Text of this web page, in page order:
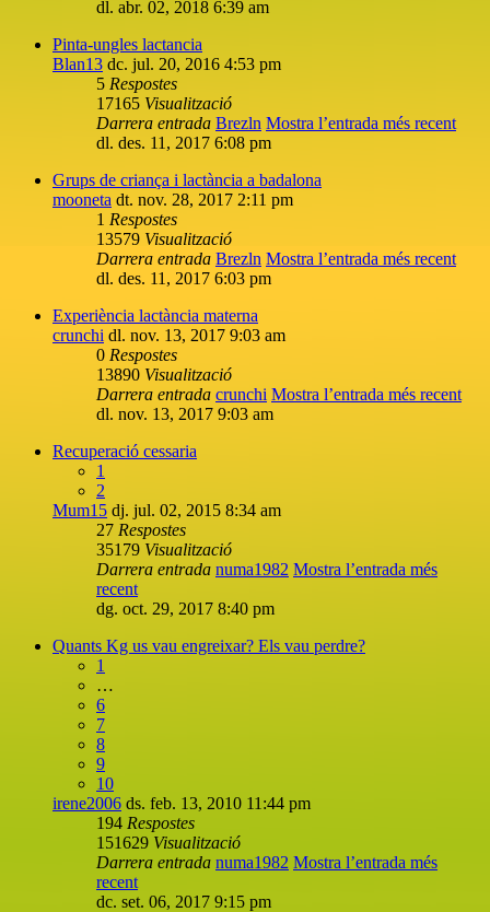
dl. abr. 02, 2018 6:39 am
Pinta-ungles lactancia
Blan13 dc. jul. 20, 2016 4:53 pm
5 Respostes
17165 Visualització
Darrera entrada Brezln Mostra l’entrada més recent
dl. des. 11, 2017 6:08 pm
Grups de criança i lactància a badalona
mooneta dt. nov. 28, 2017 2:11 pm
1 Respostes
13579 Visualització
Darrera entrada Brezln Mostra l’entrada més recent
dl. des. 11, 2017 6:03 pm
Experiència lactància materna
crunchi dl. nov. 13, 2017 9:03 am
0 Respostes
13890 Visualització
Darrera entrada crunchi Mostra l’entrada més recent
dl. nov. 13, 2017 9:03 am
Recuperació cessaria
1
2
Mum15 dj. jul. 02, 2015 8:34 am
27 Respostes
35179 Visualització
Darrera entrada numa1982 Mostra l’entrada més
recent
dg. oct. 29, 2017 8:40 pm
Quants Kg us vau engreixar? Els vau perdre?
1
…
6
7
8
9
10
irene2006 ds. feb. 13, 2010 11:44 pm
194 Respostes
151629 Visualització
Darrera entrada numa1982 Mostra l’entrada més
recent
dc. set. 06, 2017 9:15 pm